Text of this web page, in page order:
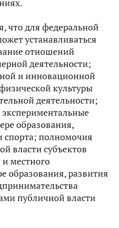
что для федеральной
устанавливаться
отношений
деятельности;
и инновационной
культуры
деятельности;
экспериментальные
образования,
спорта; полномочия
власти субъектов
местного
образования, развития
публичной власти